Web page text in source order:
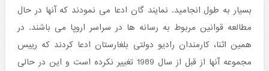
بسیار به طول انجامید. نمایند گان ادعا می نمودند که آنها در حال
مطالعه قوانین مربوط به رسانه ها در سراسر اروپا می باشند. در
همین اثنا، کارمندان رادیو دولتی بلغارستان ادعا کردند که رییس
مجموعه آنها از قبل از سال 1989 تغییر نکرده است و این در حالی